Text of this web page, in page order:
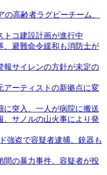
高齢者ラグビーチーム、
トコ建設計画が進行中
、避難命令緩和も消防士が
報サイレンの方針が未定の
アーティストの新拠点に変
に突入、一人が病院に搬送
、サノルの山火事により発
強盗で容疑者逮捕、銃器も
間の暴力事件、容疑者が投